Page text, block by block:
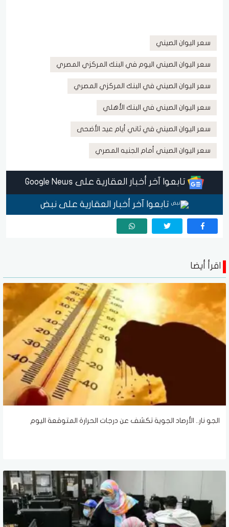
سعر اليوان الصيني
سعر اليوان الصيني اليوم في البنك المركزي المصري
سعر اليوان الصيني في البنك المركزي المصري
سعر اليوان الصيني في البنك الأهلي
سعر اليوان الصيني في ثاني أيام عيد الأضحى
سعر اليوان الصيني أمام الجنيه المصري
تابعوا آخر أخبار العقارية على Google News
تابعوا آخر أخبار العقارية على نبض
اقرأ أيضا
الجو نار.. الأرصاد الجوية تكشف عن درجات الحرارة المتوقعة اليوم